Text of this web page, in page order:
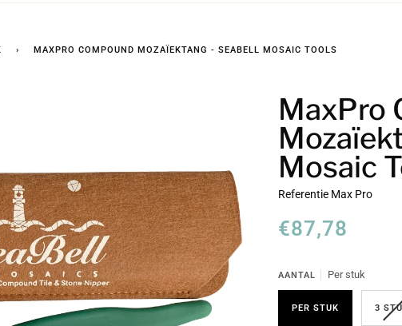
› MAXPRO COMPOUND MOZAÏEKTANG - SEABELL MOSAIC TOOLS
MaxPro
Mosaic
Referentie Max Pro
€87,78
AANTAL Per stuk
PER STUK 3